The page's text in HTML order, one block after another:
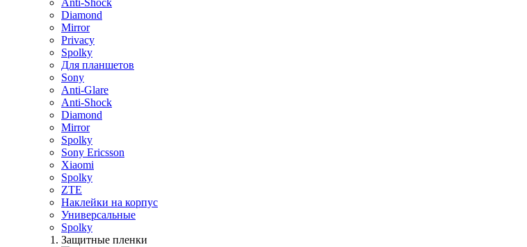
Anti-Shock
Diamond
Mirror
Privacy
Spolky
Для планшетов
Sony
Anti-Glare
Anti-Shock
Diamond
Mirror
Spolky
Sony Ericsson
Xiaomi
Spolky
ZTE
Наклейки на корпус
Универсальные
Spolky
Защитные пленки